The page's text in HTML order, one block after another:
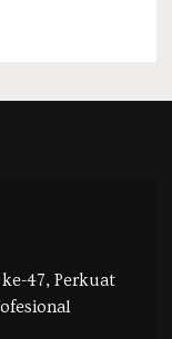
47, Perkuat